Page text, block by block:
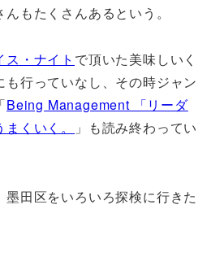
もたくさんあるという。
・ナイト で頂いた美味しいく
行っていなし、その時ジャン
Being Management 「リーダ
くいく。
」も読み終わってい
田区をいろいろ探検に行きた